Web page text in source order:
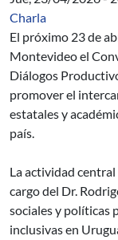
Charla
El próximo 23 de
Montevideo el
Diálogos
promover el
estatales y
país.
La actividad
cargo del Dr.
sociales y políticas
inclusivas en